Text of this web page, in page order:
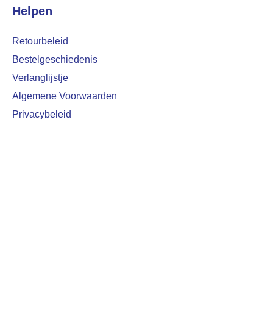
Helpen
Retourbeleid
Bestelgeschiedenis
Verlanglijstje
Algemene Voorwaarden
Privacybeleid